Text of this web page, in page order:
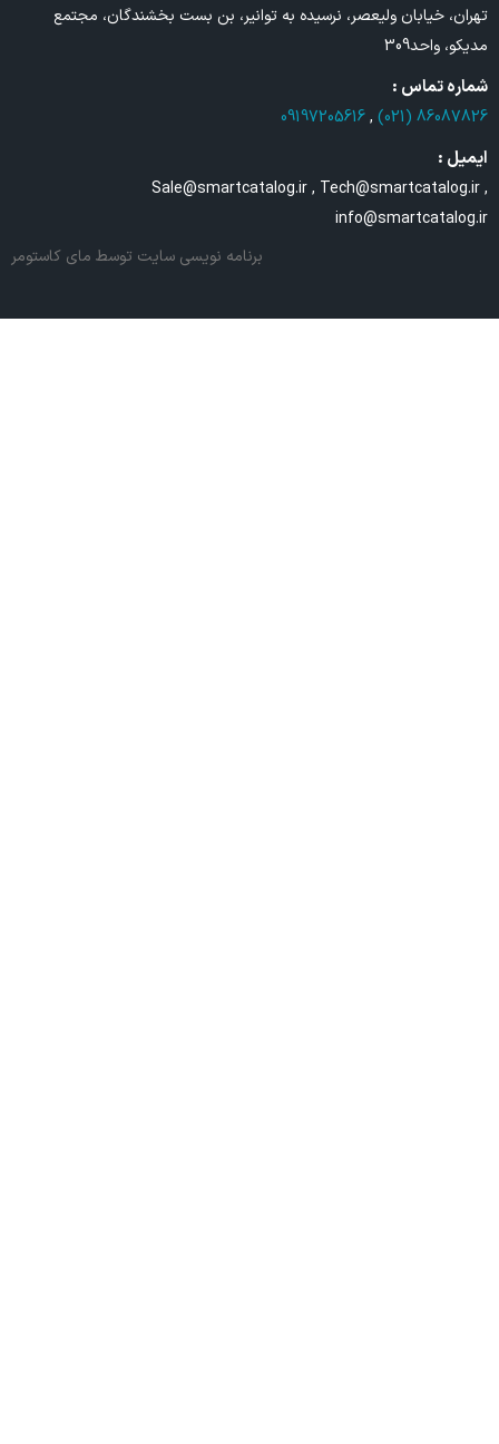
تهران، خیابان ولیعصر، نرسیده به توانیر، بن بست بخشندگان، مجتمع
مدیکو، واحد309
شماره تماس :
86087826 (021)
,
09197205616
ایمیل :
Sale@smartcatalog.ir , Tech@smartcatalog.ir ,
info@smartcatalog.ir
برنامه نویسی سایت توسط مای کاستومر